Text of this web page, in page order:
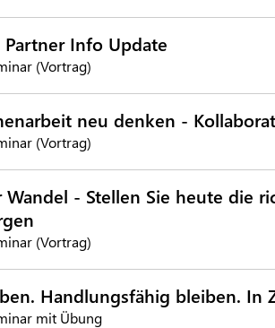
Partner Info Update
(Vortrag)
neu denken -
(Vortrag)
Wandel - Stellen Sie heute die
(Vortrag)
Handlungsfähig bleiben. In
mit Übung